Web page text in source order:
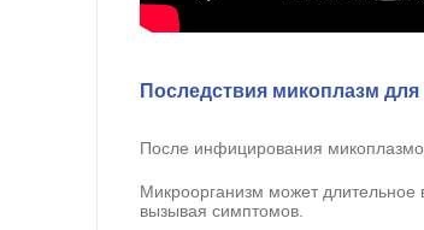
Последствия микоплазм
После инфицирования
Микроорганизм может длительное
вызывая симптомов.